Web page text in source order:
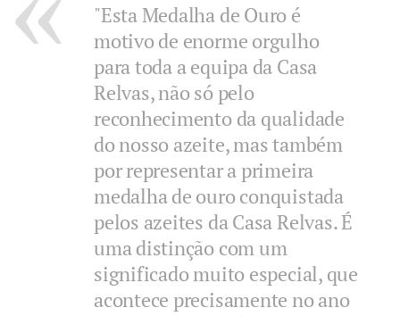
"Esta Medalha de Ouro é
motivo de enorme orgulho
para toda a equipa da Casa
Relvas, não só pelo
reconhecimento da qualidade
do nosso azeite, mas também
por representar a primeira
medalha de ouro conquistada
pelos azeites da Casa Relvas. É
uma distinção com um
significado muito especial, que
acontece precisamente no ano